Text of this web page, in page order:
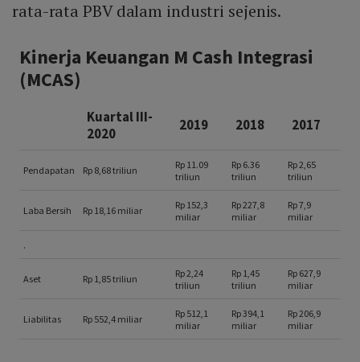
rata-rata PBV dalam industri sejenis.